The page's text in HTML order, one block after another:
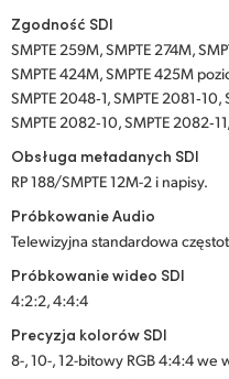
Zgodność SDI
SMPTE 259M, SMPTE 274M,
SMPTE 424M, SMPTE 425M
SMPTE 2048‑1, SMPTE 2081‑10,
SMPTE 2082‑10, SMPTE
Obsługa metadanych SDI
RP 188/SMPTE 12M-2 i napisy.
Próbkowanie Audio
Telewizyjna standardowa
Próbkowanie wideo SDI
4:2:2, 4:4:4
Precyzja kolorów SDI
8-, 10-, 12-bitowy RGB 4:4:4 we